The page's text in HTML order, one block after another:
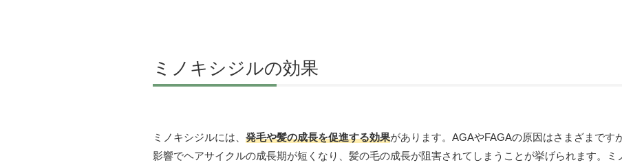
ミノキシジルの効果
ミノキシジルには、 発毛や髪の成長を促進する効果があります。AGAやFAGAの原因はさまざまです
影響でヘアサイクルの成長期が短くなり、髪の毛の成長が阻害されてしまうことが挙げられます。ミ